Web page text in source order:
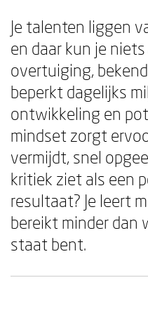
Je talenten liggen
en daar kun je
overtuiging,
beperkt dagelijks
ontwikkeling en
mindset zorgt
vermijdt, snel
kritiek ziet als een
resultaat? Je leert
bereikt minder dan
staat bent.